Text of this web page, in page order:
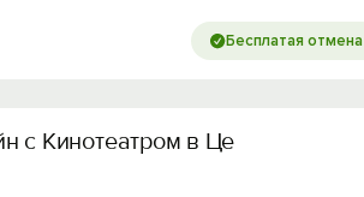
Бесплатая отмена
с Кинотеатром в Центре Города